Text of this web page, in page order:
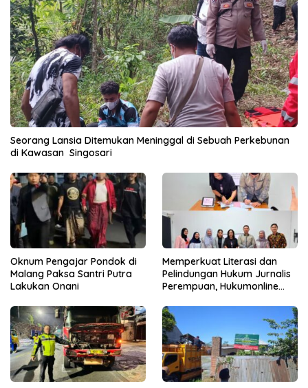
Seorang Lansia Ditemukan Meninggal di Sebuah Perkebunan
di Kawasan Singosari
Oknum Pengajar Pondok di
Malang Paksa Santri Putra
Lakukan Onani
Memperkuat Literasi dan
Pelindungan Hukum Jurnalis
Perempuan, Hukumonline
Gratis